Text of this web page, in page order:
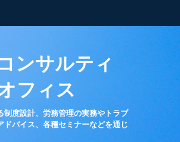
ンサルティ
フィス
制度設計、労務管理の実務やトラブ
ドバイス、各種セミナーなどを通じ